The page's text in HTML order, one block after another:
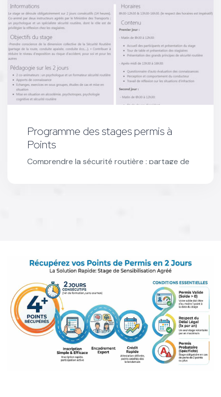
Programme des stages permis à
Points
Comprendre la sécurité routière : partage de